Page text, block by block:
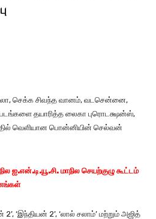
செக்க சிவந்த வானம், வடசென்னை,
படங்களை தயாரித்த லைகா புரொடக்ஷன்ஸ்,
வெளியான பொன்னியின் செல்வன்
ஐ.என்.டி.யூ.சி. மாநில செயற்குழு கூட்டம்
‘இந்தியன் 2’, ‘லால் சலாம்’ மற்றும் அஜித்